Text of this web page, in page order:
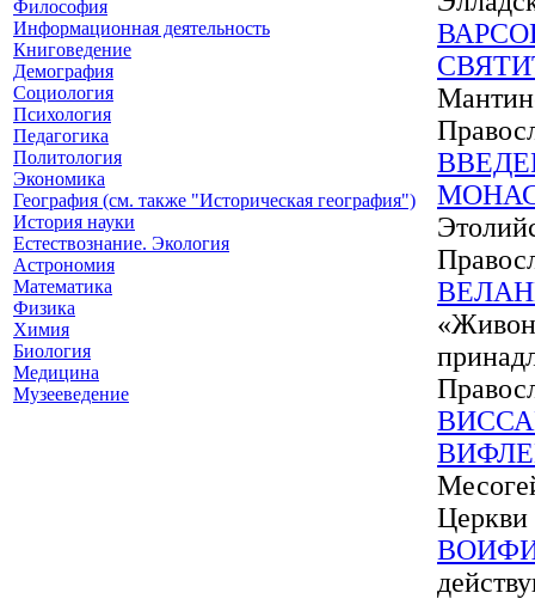
Философия
Информационная деятельность
Книговедение
Демография
Социология
Психология
Педагогика
Политология
Экономика
География (см. также "Историческая география")
История науки
Естествознание. Экология
Астрономия
Математика
Физика
Химия
Биология
Медицина
Музееведение
Церкви